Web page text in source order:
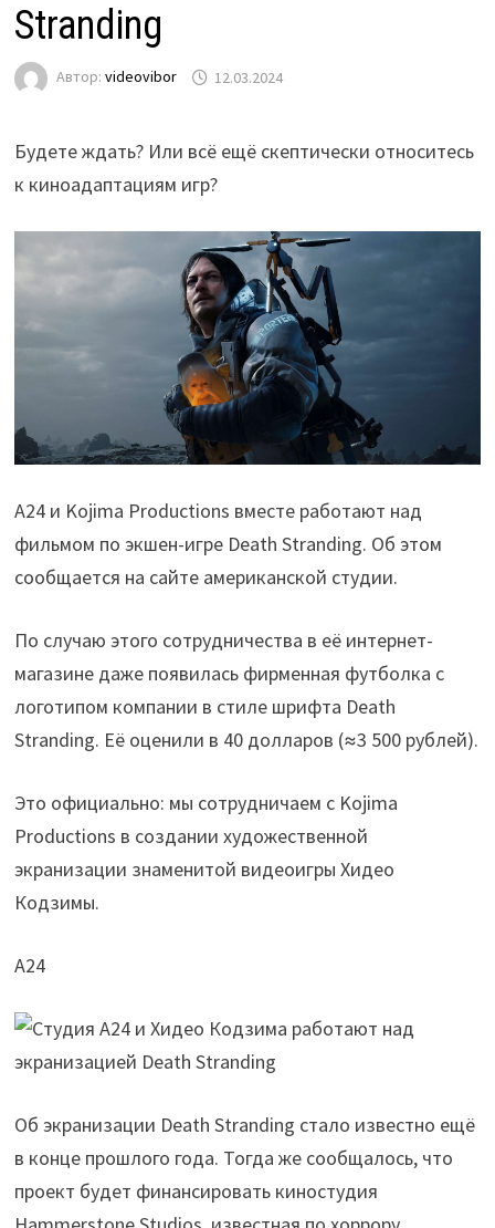
Stranding
Автор: videovibor 12.03.2024
Будете ждать? Или всё ещё скептически относитесь
к киноадаптациям игр?
A24 и Kojima Productions вместе работают над
фильмом по экшен-игре Death Stranding. Об этом
сообщается на сайте американской студии.
По случаю этого сотрудничества в её интернет-
магазине даже появилась фирменная футболка с
логотипом компании в стиле шрифта Death
Stranding. Её оценили в 40 долларов (≈3 500 рублей).
Это официально: мы сотрудничаем с Kojima
Productions в создании художественной
экранизации знаменитой видеоигры Хидео
Кодзимы.
A24
Об экранизации Death Stranding стало известно ещё
в конце прошлого года. Тогда же сообщалось, что
проект будет финансировать киностудия